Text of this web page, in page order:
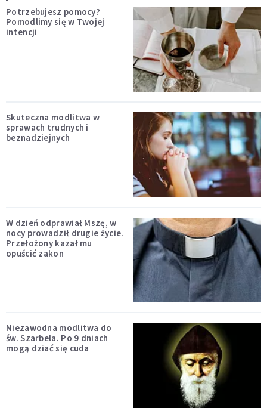
Potrzebujesz pomocy?
Pomodlimy się w Twojej
intencji
Skuteczna modlitwa w
sprawach trudnych i
beznadziejnych
W dzień odprawiał Mszę, w
nocy prowadził drugie życie.
Przełożony kazał mu
opuścić zakon
Niezawodna modlitwa do
św. Szarbela. Po 9 dniach
mogą dziać się cuda